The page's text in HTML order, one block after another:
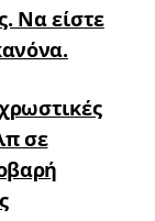
Να είστε
σε